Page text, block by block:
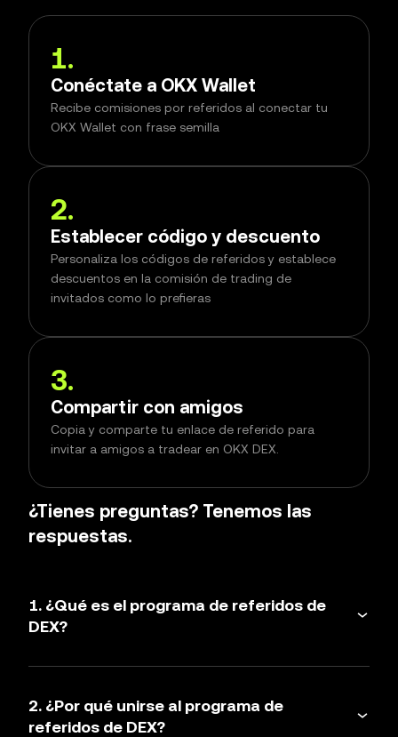
1.
Conéctate a OKX Wallet
Recibe comisiones por referidos al conectar tu
OKX Wallet con frase semilla
2.
Establecer código y descuento
Personaliza los códigos de referidos y establece
descuentos en la comisión de trading de
invitados como lo prefieras
3.
Compartir con amigos
Copia y comparte tu enlace de referido para
invitar a amigos a tradear en OKX DEX.
¿Tienes preguntas? Tenemos las
respuestas.
1. ¿Qué es el programa de referidos de
DEX?
2. ¿Por qué unirse al programa de
referidos de DEX?